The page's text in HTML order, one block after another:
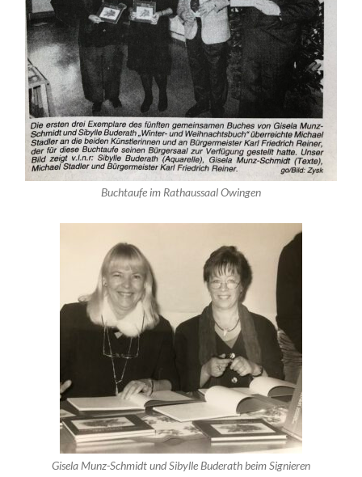
Buchtaufe im Rathaussaal Owingen
Gisela Munz-Schmidt und Sibylle Buderath beim Signieren